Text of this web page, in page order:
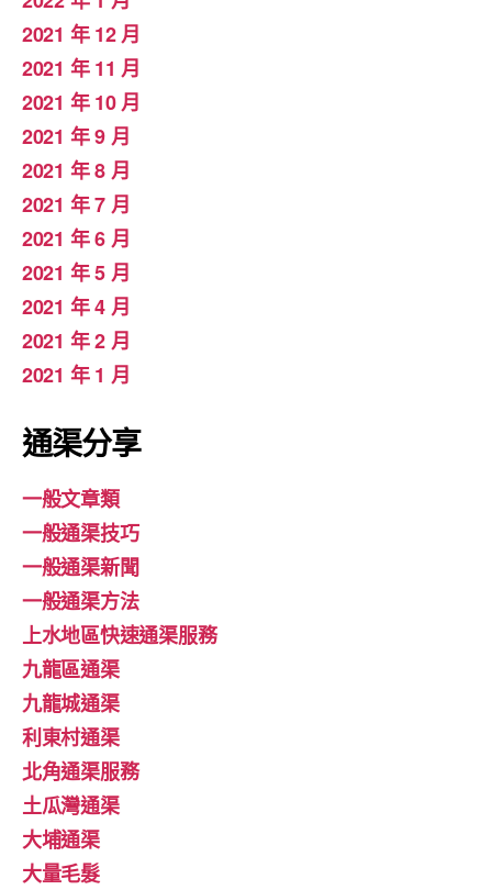
2021 年 12 月
2021 年 11 月
2021 年 10 月
2021 年 9 月
2021 年 8 月
2021 年 7 月
2021 年 6 月
2021 年 5 月
2021 年 4 月
2021 年 2 月
2021 年 1 月
通渠分享
一般文章類
一般通渠技巧
一般通渠新聞
一般通渠方法
上水地區快速通渠服務
九龍區通渠
九龍城通渠
利東村通渠
北角通渠服務
土瓜灣通渠
大埔通渠
大量毛髮